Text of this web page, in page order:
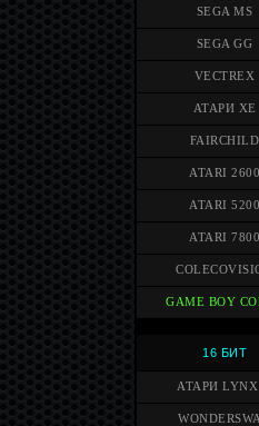
SEGA MS
SEGA GG
VECTREX
АТАРИ XE
FAIRCHILD
ATARI 2600
ATARI 5200
ATARI 7800
GAME BOY
16 БИТ
АТАРИ